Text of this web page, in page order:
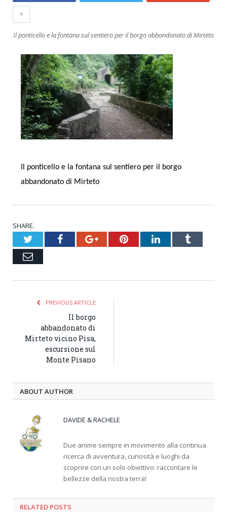
+
Il ponticello e la fontana sul sentiero per il borgo abbandonato di Mirteto
Il ponticello e la fontana sul sentiero per il borgo
abbandonato di Mirteto
SHARE.
TwitterFacebookGoogle+PinterestLinkedInTumblr
Email
PREVIOUS ARTICLE
Il borgo
abbandonato di
Mirteto vicino Pisa,
escursione sul
Monte Pisano
ABOUT AUTHOR
DAVIDE & RACHELE
Due anime sempre in movimento alla continua
ricerca di avventura, curiosità e luoghi da
scoprire con un solo obiettivo: raccontare le
bellezze della nostra terra!
RELATED POSTS